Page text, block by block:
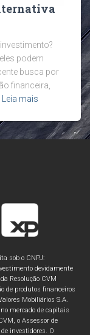
podem
busca por
financeira,
Leia mais
sob o CNPJ:
devidamente
Resolução CVM
de produtos financeiros
Mobiliários S.A.
mercado de capitais
o Assessor de
investidores. O